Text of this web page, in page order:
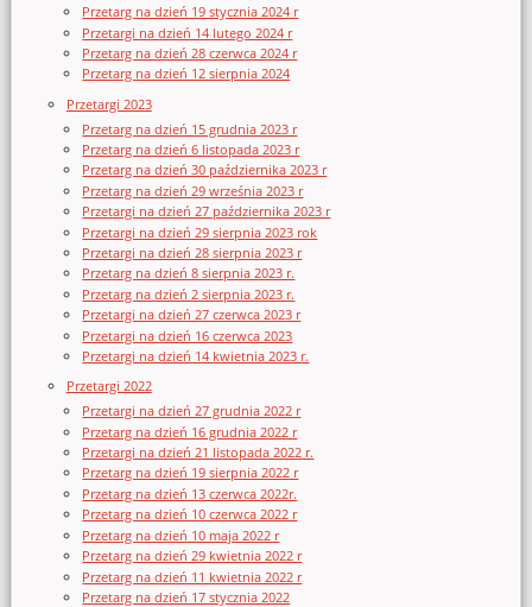
Przetarg na dzień 19 stycznia 2024 r
Przetargi na dzień 14 lutego 2024 r
Przetarg na dzień 28 czerwca 2024 r
Przetarg na dzień 12 sierpnia 2024
Przetargi 2023
Przetarg na dzień 15 grudnia 2023 r
Przetarg na dzień 6 listopada 2023 r
Przetarg na dzień 30 października 2023 r
Przetarg na dzień 29 września 2023 r
Przetargi na dzień 27 października 2023 r
Przetargi na dzień 29 sierpnia 2023 rok
Przetargi na dzień 28 sierpnia 2023 r
Przetarg na dzień 8 sierpnia 2023 r.
Przetarg na dzień 2 sierpnia 2023 r.
Przetargi na dzień 27 czerwca 2023 r
Przetargi na dzień 16 czerwca 2023
Przetargi na dzień 14 kwietnia 2023 r.
Przetargi 2022
Przetargi na dzień 27 grudnia 2022 r
Przetarg na dzień 16 grudnia 2022 r
Przetargi na dzień 21 listopada 2022 r.
Przetarg na dzień 19 sierpnia 2022 r
Przetarg na dzień 13 czerwca 2022r.
Przetarg na dzień 10 czerwca 2022 r
Przetarg na dzień 10 maja 2022 r
Przetarg na dzień 29 kwietnia 2022 r
Przetarg na dzień 11 kwietnia 2022 r
Przetarg na dzień 17 stycznia 2022